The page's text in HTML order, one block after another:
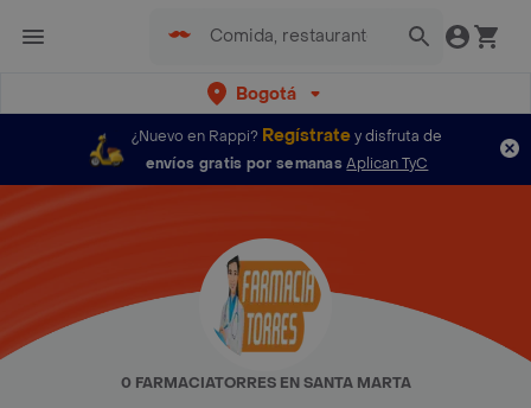
Bogotá
¿Nuevo en Rappi? Regístratey disfruta de
envíos gratis por semanas Aplican TyC
0 FARMACIATORRES EN SANTA MARTA